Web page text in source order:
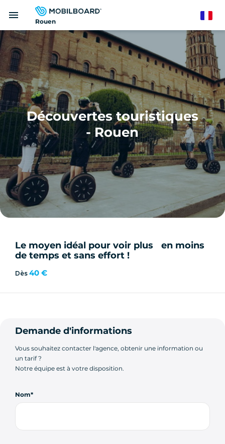
principal
Rouen
menu
Découvertes touristiques
- Rouen
Le moyen idéal pour voir plus en moins
de temps et sans effort !
Dès 40 €
Demande d'informations
Vous souhaitez contacter l'agence, obtenir une information ou
un tarif ?
Notre équipe est à votre disposition.
Nom